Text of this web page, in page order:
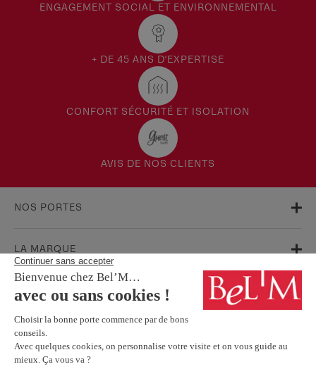
ENGAGEMENT SOCIAL ET ENVIRONNEMENTAL
+ DE 45 ANS D'EXPERTISE
CONFORT SÉCURITÉ ET ISOLATION
AVIS DE NOS CLIENTS
NOS PORTES
LA MARQUE
AIDE & SUPPORT
FAQ
Garanties
Service Après-Vente
BESOIN D'INFORMATIONS ? NOS CONSEILLERS SONT À VOTRE